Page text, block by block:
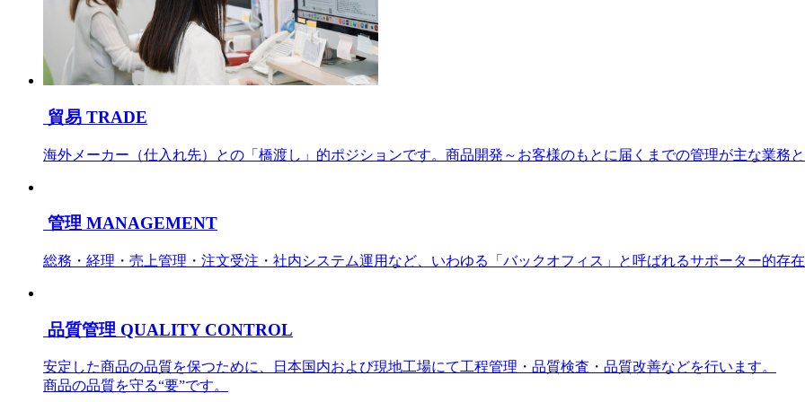
貿易 TRADE
海外メーカー（仕入れ先）との「橋渡し」的ポジションです。商品開発～お客様のもとに届くまでの管理が主な業務と
管理 MANAGEMENT
総務・経理・売上管理・注文受注・社内システム運用など、いわゆる「バックオフィス」と呼ばれるサポーター的存在
品質管理 QUALITY CONTROL
安定した商品の品質を保つために、日本国内および現地工場にて工程管理・品質検査・品質改善などを行います。
商品の品質を守る“要”です。